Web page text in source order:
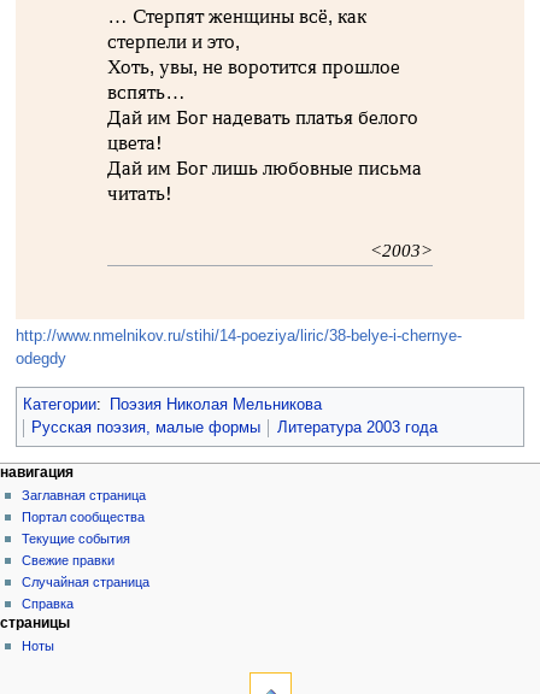
… Стерпят женщины всё, как
стерпели и это,
Хоть, увы, не воротится прошлое
вспять…
Дай им Бог надевать платья белого
цвета!
Дай им Бог лишь любовные письма
читать!
<2003>
http://www.nmelnikov.ru/stihi/14-poeziya/liric/38-belye-i-chernye-
odegdy
Категории:
Поэзия Николая Мельникова
Русская поэзия, малые формы
Литература 2003 года
навигация
Заглавная страница
Портал сообщества
Текущие события
Свежие правки
Случайная страница
Справка
страницы
Ноты